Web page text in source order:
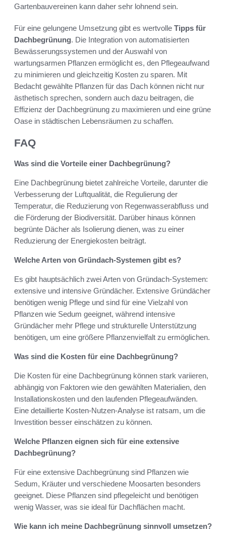
Gartenbauvereinen kann daher sehr lohnend sein.
Für eine gelungene Umsetzung gibt es wertvolle Tipps für
Dachbegrünung. Die Integration von automatisierten
Bewässerungssystemen und der Auswahl von
wartungsarmen Pflanzen ermöglicht es, den Pflegeaufwand
zu minimieren und gleichzeitig Kosten zu sparen. Mit
Bedacht gewählte Pflanzen für das Dach können nicht nur
ästhetisch sprechen, sondern auch dazu beitragen, die
Effizienz der Dachbegrünung zu maximieren und eine grüne
Oase in städtischen Lebensräumen zu schaffen.
FAQ
Was sind die Vorteile einer Dachbegrünung?
Eine Dachbegrünung bietet zahlreiche Vorteile, darunter die
Verbesserung der Luftqualität, die Regulierung der
Temperatur, die Reduzierung von Regenwasserabfluss und
die Förderung der Biodiversität. Darüber hinaus können
begrünte Dächer als Isolierung dienen, was zu einer
Reduzierung der Energiekosten beiträgt.
Welche Arten von Gründach-Systemen gibt es?
Es gibt hauptsächlich zwei Arten von Gründach-Systemen:
extensive und intensive Gründächer. Extensive Gründächer
benötigen wenig Pflege und sind für eine Vielzahl von
Pflanzen wie Sedum geeignet, während intensive
Gründächer mehr Pflege und strukturelle Unterstützung
benötigen, um eine größere Pflanzenvielfalt zu ermöglichen.
Was sind die Kosten für eine Dachbegrünung?
Die Kosten für eine Dachbegrünung können stark variieren,
abhängig von Faktoren wie den gewählten Materialien, den
Installationskosten und den laufenden Pflegeaufwänden.
Eine detaillierte Kosten-Nutzen-Analyse ist ratsam, um die
Investition besser einschätzen zu können.
Welche Pflanzen eignen sich für eine extensive
Dachbegrünung?
Für eine extensive Dachbegrünung sind Pflanzen wie
Sedum, Kräuter und verschiedene Moosarten besonders
geeignet. Diese Pflanzen sind pflegeleicht und benötigen
wenig Wasser, was sie ideal für Dachflächen macht.
Wie kann ich meine Dachbegrünung sinnvoll umsetzen?